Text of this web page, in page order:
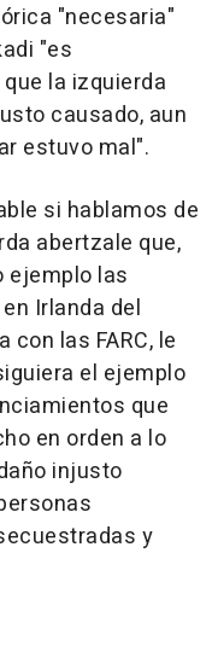
"necesaria"
"es
la izquierda
causado, aun
estuvo mal".
si hablamos de
abertzale que,
ejemplo las
Irlanda del
con las FARC, le
el ejemplo
que
en orden a lo
injusto
y